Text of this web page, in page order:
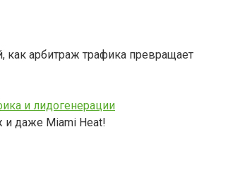
как арбитраж трафика превращает
и лидогенерации
и даже Miami Heat!